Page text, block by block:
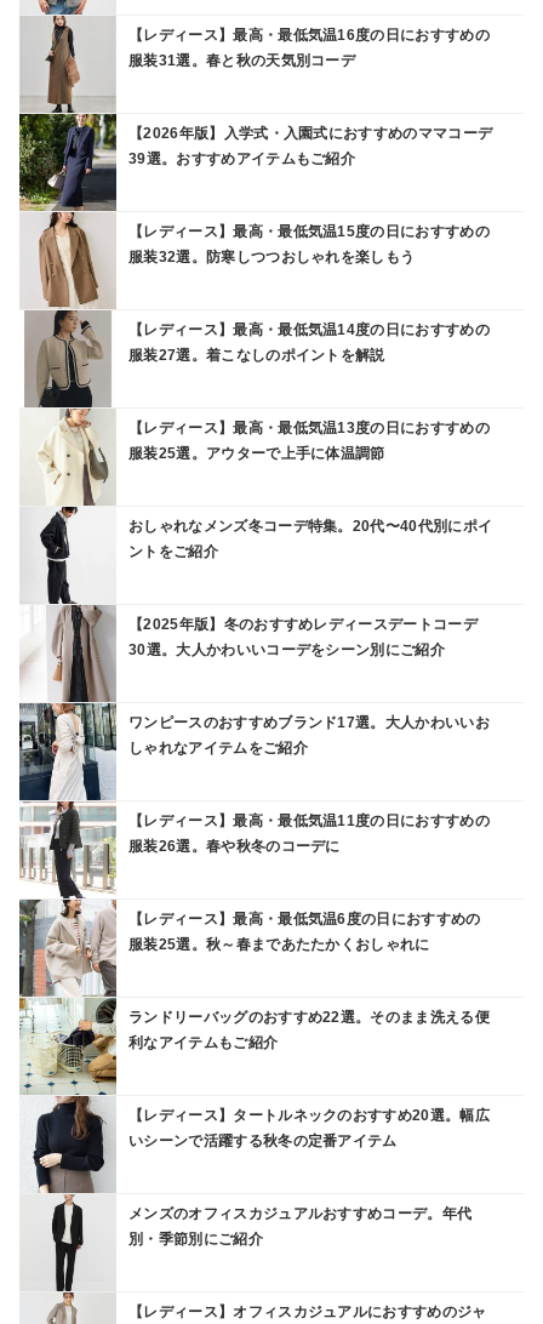
【レディース】最高・最低気温16度の日におすすめの
服装31選。春と秋の天気別コーデ
【2026年版】入学式・入園式におすすめのママコーデ
39選。おすすめアイテムもご紹介
【レディース】最高・最低気温15度の日におすすめの
服装32選。防寒しつつおしゃれを楽しもう
【レディース】最高・最低気温14度の日におすすめの
服装27選。着こなしのポイントを解説
【レディース】最高・最低気温13度の日におすすめの
服装25選。アウターで上手に体温調節
おしゃれなメンズ冬コーデ特集。20代〜40代別にポイ
ントをご紹介
【2025年版】冬のおすすめレディースデートコーデ
30選。大人かわいいコーデをシーン別にご紹介
ワンピースのおすすめブランド17選。大人かわいいお
しゃれなアイテムをご紹介
【レディース】最高・最低気温11度の日におすすめの
服装26選。春や秋冬のコーデに
【レディース】最高・最低気温6度の日におすすめの
服装25選。秋～春まであたたかくおしゃれに
ランドリーバッグのおすすめ22選。そのまま洗える便
利なアイテムもご紹介
【レディース】タートルネックのおすすめ20選。幅広
いシーンで活躍する秋冬の定番アイテム
メンズのオフィスカジュアルおすすめコーデ。年代
別・季節別にご紹介
【レディース】オフィスカジュアルにおすすめのジャ